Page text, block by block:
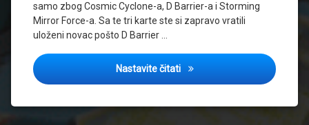
samo zbog Cosmic Cyclone-a, D Barrier-a i Storming
Mirror Force-a. Sa te tri karte ste si zapravo vratili
uloženi novac pošto D Barrier …
Nastavite čitati D Barrier, Cosmic Cyclone,